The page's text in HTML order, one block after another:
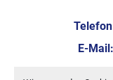
E-Mail: